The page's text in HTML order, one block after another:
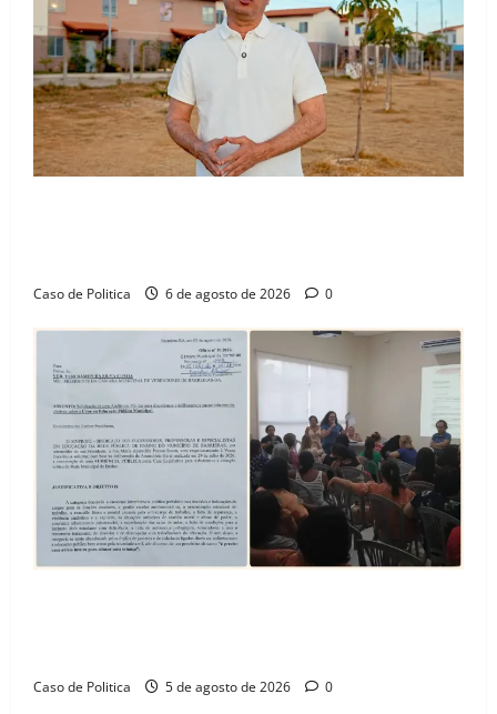
Caso de Politica 6 de agosto de 2026 0
Caso de Politica 5 de agosto de 2026 0